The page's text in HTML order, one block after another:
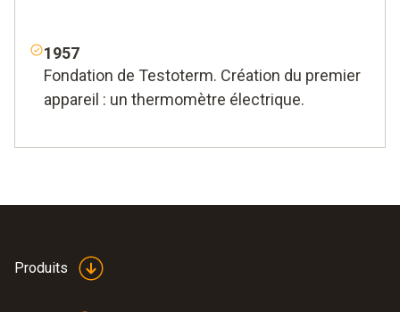
1957
Fondation de Testoterm. Création du premier
appareil : un thermomètre électrique.
Produits